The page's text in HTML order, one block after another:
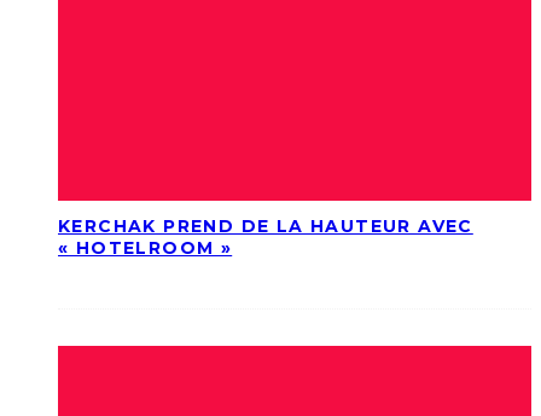
KERCHAK PREND DE LA HAUTEUR AVEC
« HOTELROOM »